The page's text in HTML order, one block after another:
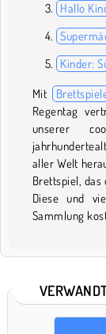
Hallo
Kinder:
Mit
Regentag
unserer
aller Welt
Brettspiel, das
Diese und
Sammlung